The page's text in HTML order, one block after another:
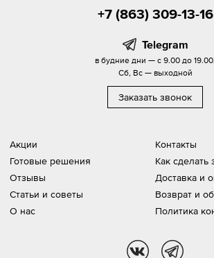
Акции
Готовые решения
Отзывы
Статьи и советы
О нас
Контакты
Как сделать
Доставка и
Возврат и
Политика
+7 (863) 309-13-16
Telegram
в будние дни — с 9.00 до 19.00,
Сб, Вс — выходной
Заказать звонок